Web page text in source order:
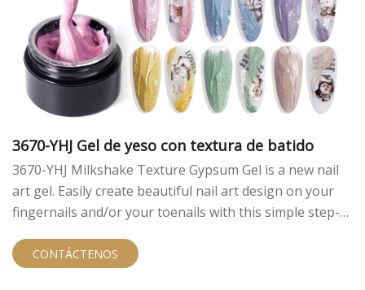
3670-YHJ Gel de yeso con textura de batido
3670-YHJ Milkshake Texture Gypsum Gel is a new nail
art gel. Easily create beautiful nail art design on your
fingernails and/or your toenails with this simple step-
CONTÁCTENOS